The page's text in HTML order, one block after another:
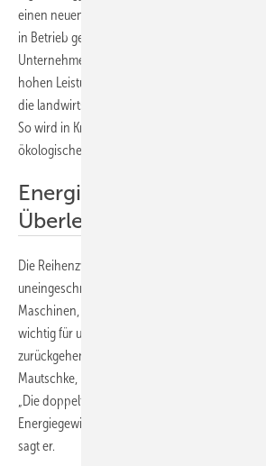
einen neuen Solarpark mit vertikal
in Betrieb genommen. Die Anlage ist nach
Unternehmens der erste vertikale Solarpark
hohen Leistung von 1,8 Megawatt bleiben 90
die landwirtschaftliche Nutzung mit
So wird in Krauscha auch in Zukunft die Fläche
ökologischen Landbau mit Schwerpunkt
Energiegewinnung
Überleben
Die Reihenzwischenräume von 10,5 Metern
uneingeschränkte Bewirtschaftung mit
Maschinen, teilen die Projektpartner mit. „Diese
wichtig für uns, denn sie sichert in Zeiten des
zurückgehender Erträge unsere Existenz“,
Mautschke, Eigentümer des Guts Krauscha und
„Die doppelte Ernte von landwirtschaftlichem
Energiegewinnung ist für das Überleben
sagt er.